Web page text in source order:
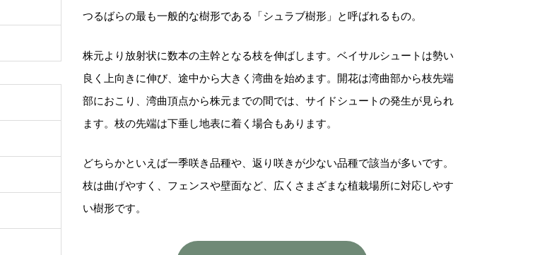
つるばらの最も一般的な樹形である「シュラブ樹形」と呼ばれるもの。
株元より放射状に数本の主幹となる枝を伸ばします。ベイサルシュートは勢い
良く上向きに伸び、途中から大きく湾曲を始めます。開花は湾曲部から枝先端
部におこり、湾曲頂点から株元までの間では、サイドシュートの発生が見られ
ます。枝の先端は下垂し地表に着く場合もあります。
どちらかといえば一季咲き品種や、返り咲きが少ない品種で該当が多いです。
枝は曲げやすく、フェンスや壁面など、広くさまざまな植栽場所に対応しやす
い樹形です。